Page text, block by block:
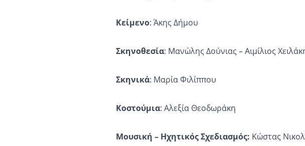
Κείμενο: Άκης Δήμου
Σκηνοθεσία: Μανώλης Δούνιας – Αιμίλιος
Σκηνικά: Μαρία Φιλίππου
Κοστούμια: Αλεξία Θεοδωράκη
Μουσική – Ηχητικός Σχεδιασμός: Κώστας